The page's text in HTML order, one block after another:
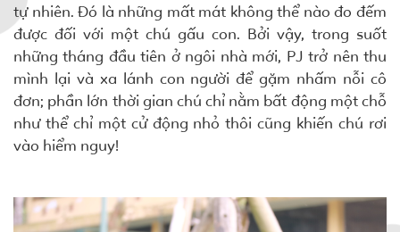
tự nhiên. Đó là những mất mát không thể nào đo đếm
được đối với một chú gấu con. Bởi vậy, trong suốt
những tháng đầu tiên ở ngôi nhà mới, PJ trở nên thu
mình lại và xa lánh con người để gặm nhấm nỗi cô
đơn; phần lớn thời gian chú chỉ nằm bất động một chỗ
như thể chỉ một cử động nhỏ thôi cũng khiến chú rơi
vào hiểm nguy!